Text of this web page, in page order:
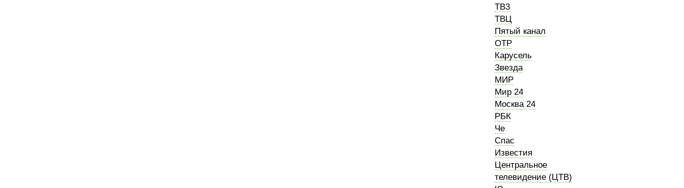
ТВ3
ТВЦ
Пятый канал
ОТР
Карусель
Звезда
МИР
Мир 24
Москва 24
РБК
Че
Спас
Известия
Центральное
телевидение (ЦТВ)